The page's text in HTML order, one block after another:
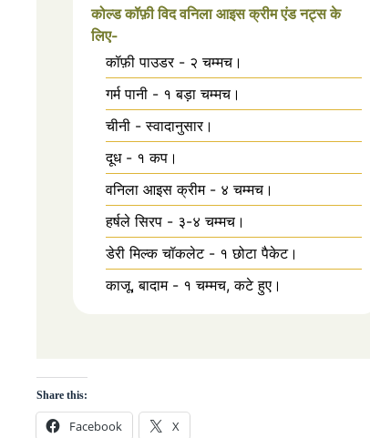
कोल्ड कॉफ़ी विद वनिला आइस क्रीम एंड नट्स के
लिए-
कॉफ़ी पाउडर - २ चम्मच।
गर्म पानी - १ बड़ा चम्मच।
चीनी - स्वादानुसार।
दूध - १ कप।
वनिला आइस क्रीम - ४ चम्मच।
हर्षले सिरप - ३-४ चम्मच।
डेरी मिल्क चॉकलेट - १ छोटा पैकेट।
काजू, बादाम - १ चम्मच, कटे हुए।
Share this:
Facebook X